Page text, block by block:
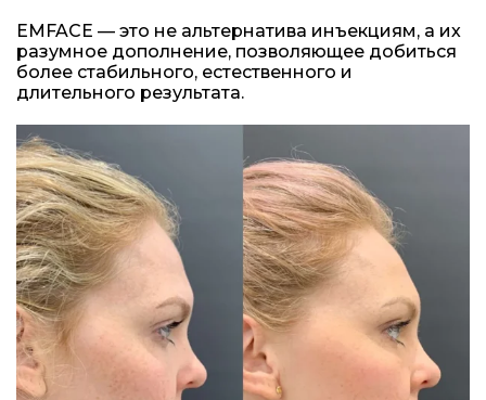
EMFACE — это не альтернатива инъекциям, а их
разумное дополнение, позволяющее добиться
более стабильного, естественного и
длительного результата.